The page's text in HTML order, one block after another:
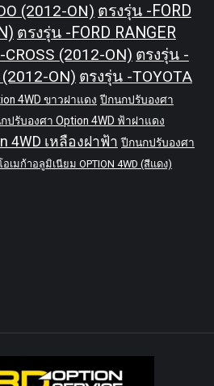
(2012-ON) ตรงรุ่น -FORD
ตรงรุ่น -FORD RANGER
(2012-ON) ตรงรุ่น -
ON) ตรงรุ่น -TOYOTA
4WD ขาวฝาแดง ปีกนกปรับองศา
ปรับองศา Option 4WD ฟ้าฝาแดง
4WD เหลืองฝาฟ้า ปีกนกปรับองศา
อเมก้าอลูมิเนียม OPTION 4WD (สีแดง)